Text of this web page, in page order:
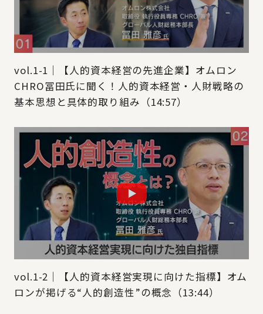
vol.1-1｜【人的資本経営の先進企業】オムロン
CHRO冨田氏に聞く！人的資本経営・人財戦略の
基本思想と具体的取り組み（14:57）
vol.1-2｜【人的資本経営実現に向けた指標】オム
ロンが掲げる“人的創造性”の概念（13:44）